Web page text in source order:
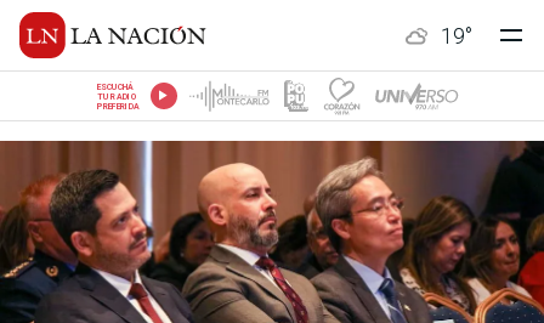
19°
ESCUCHÁ
TU RADIO
PREFERIDA